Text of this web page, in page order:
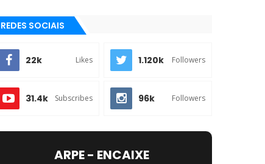
REDES SOCIAIS
22k Likes 1.120k Followers
31.4k Subscribes 96k Followers
ARPE - ENCAIXE